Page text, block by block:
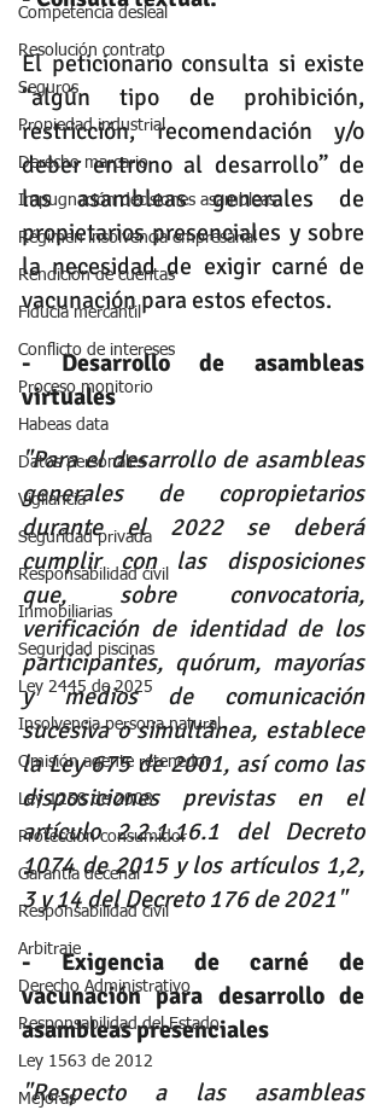
Competencia desleal
Resolución contrato
Seguros
Propiedad industrial
Derecho marcario
Impugnación decisiones asambleas
Régimen insolvencia empresarial
Rendición de cuentas
Fiducia mercantil
Conflicto de intereses
Proceso monitorio
Habeas data
Datos personales
Vigilancia
Seguridad privada
Responsabilidad civil
Inmobiliarias
Seguridad piscinas
Ley 2445 de 2025
Insolvencia persona natural
Omisión agente retenedor
Ley 1258 de 2008
Protección consumidor
Garantia decenal
Responsabilidad civil
Arbitraje
Derecho Administrativo
Responsabilidad del Estado
Ley 1563 de 2012
Mejoras
El peticionario consulta si existe
“algún tipo de prohibición,
restricción, recomendación y/o
deber entrono al desarrollo” de
las asambleas generales de
propietarios presenciales y sobre
la necesidad de exigir carné de
vacunación para estos efectos.
- Desarrollo de asambleas
virtuales
"Para el desarrollo de asambleas
generales de copropietarios
durante el 2022 se deberá
cumplir con las disposiciones
que, sobre convocatoria,
verificación de identidad de los
participantes, quórum, mayorías
y medios de comunicación
sucesiva o simultánea, establece
la Ley 675 de 2001, así como las
disposiciones previstas en el
artículo 2.2.1.16.1 del Decreto
1074 de 2015 y los artículos 1,2,
3 y 14 del Decreto 176 de 2021"
- Exigencia de carné de
vacunación para desarrollo de
asambleas presenciales
"Respecto a las asambleas